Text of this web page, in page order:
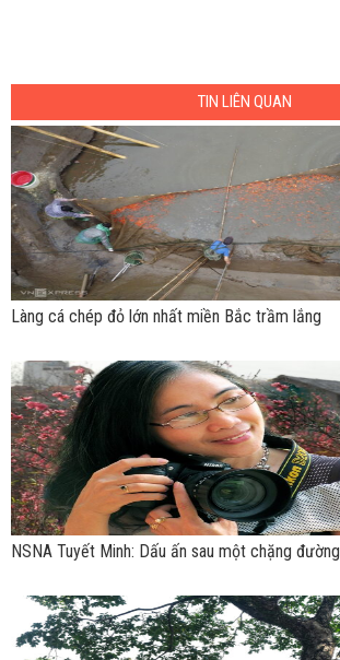
TIN LIÊN QUAN
Làng cá chép đỏ lớn nhất miền Bắc trầm lắng
NSNA Tuyết Minh: Dấu ấn sau một chặng đường